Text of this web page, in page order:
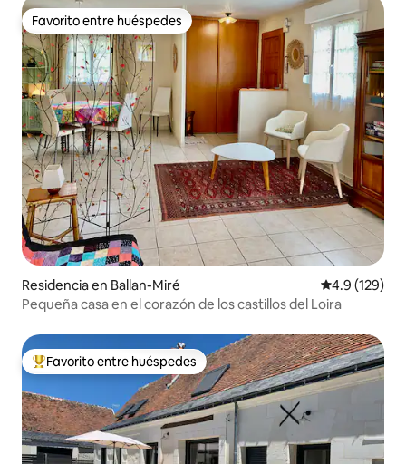
Favorito entre huéspedes
Favorito entre huéspedes
Residencia en Ballan-Miré Calificación
4.9 (129)
Pequeña casa en el corazón de los castillos del Loira
De los mejores en Favorito entre huéspedes
Favorito entre huéspedes